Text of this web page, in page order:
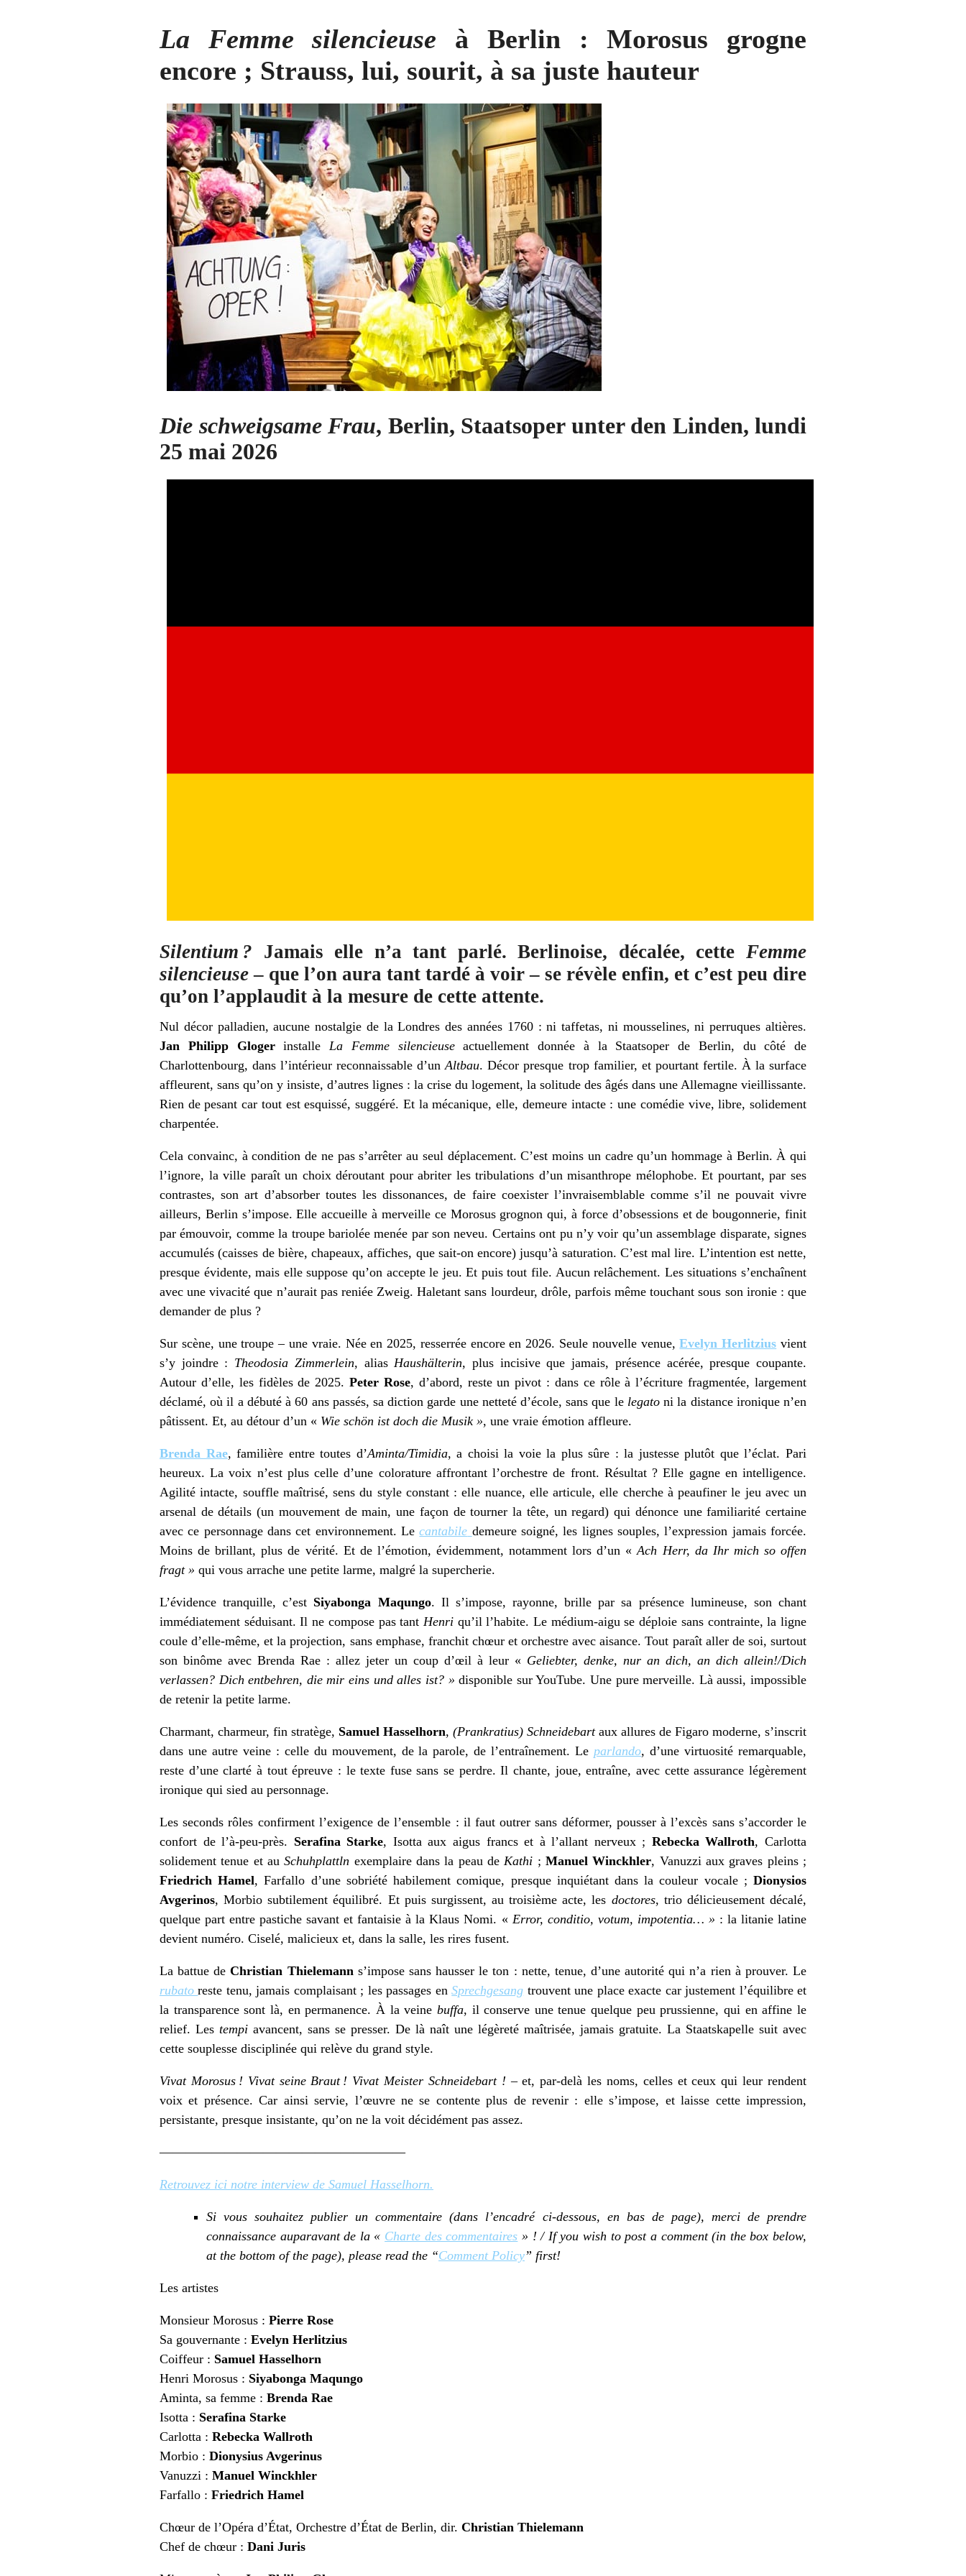
La Femme silencieuse à Berlin : Morosus grogne
encore ; Strauss, lui, sourit, à sa juste hauteur
Die schweigsame Frau, Berlin, Staatsoper unter den Linden, lundi
25 mai 2026
Silentium ? Jamais elle n’a tant parlé. Berlinoise, décalée, cette Femme
silencieuse – que l’on aura tant tardé à voir – se révèle enfin, et c’est peu dire
qu’on l’applaudit à la mesure de cette attente.
Nul décor palladien, aucune nostalgie de la Londres des années 1760 : ni taffetas, ni mousselines, ni perruques altières.
Jan Philipp Glogerinstalle La Femme silencieuseactuellement donnée à la Staatsoper de Berlin, du côté de
Charlottenbourg, dans l’intérieur reconnaissable d’unAltbau. Décor presque trop familier, et pourtant fertile. À la surface
affleurent, sans qu’on y insiste, d’autres lignes : la crise du logement, la solitude des âgés dans une Allemagne vieillissante.
Rien de pesant car tout est esquissé, suggéré. Et la mécanique, elle, demeure intacte : une comédie vive, libre, solidement
charpentée.
Cela convainc, à condition de ne pas s’arrêter au seul déplacement. C’est moins un cadre qu’un hommage à Berlin. À qui
l’ignore, la ville paraît un choix déroutant pour abriter les tribulations d’un misanthrope mélophobe. Et pourtant, par ses
contrastes, son art d’absorber toutes les dissonances, de faire coexister l’invraisemblable comme s’il ne pouvait vivre
ailleurs, Berlin s’impose. Elle accueille à merveille ce Morosus grognon qui, à force d’obsessions et de bougonnerie, finit
par émouvoir, comme la troupe bariolée menée par son neveu. Certains ont pu n’y voir qu’un assemblage disparate, signes
accumulés (caisses de bière, chapeaux, affiches, que sait-on encore) jusqu’à saturation. C’est mal lire. L’intention est nette,
presque évidente, mais elle suppose qu’on accepte le jeu. Et puis tout file. Aucun relâchement. Les situations s’enchaînent
avec une vivacité que n’aurait pas reniée Zweig. Haletant sans lourdeur, drôle, parfois même touchant sous son ironie : que
demander de plus ?
Sur scène, une troupe – une vraie. Née en 2025, resserrée encore en 2026. Seule nouvelle venue,Evelyn Herlitzius vient
s’y joindre : Theodosia Zimmerlein, aliasHaushälterin, plus incisive que jamais, présence acérée, presque coupante.
Autour d’elle, les fidèles de 2025.Peter Rose, d’abord, reste un pivot : dans ce rôle à l’écriture fragmentée, largement
déclamé, où il a débuté à 60 ans passés, sa diction garde une netteté d’école, sans que le legatoni la distance ironique n’en
pâtissent. Et, au détour d’un « Wie schön ist doch die Musik », une vraie émotion affleure.
Brenda Rae, familière entre toutes d’Aminta/Timidia, a choisi la voie la plus sûre : la justesse plutôt que l’éclat. Pari
heureux. La voix n’est plus celle d’une colorature affrontant l’orchestre de front. Résultat ? Elle gagne en intelligence.
Agilité intacte, souffle maîtrisé, sens du style constant : elle nuance, elle articule, elle cherche à peaufiner le jeu avec un
arsenal de détails (un mouvement de main, une façon de tourner la tête, un regard) qui dénonce une familiarité certaine
avec ce personnage dans cet environnement. Lecantabile demeure soigné, les lignes souples, l’expression jamais forcée.
Moins de brillant, plus de vérité. Et de l’émotion, évidemment, notamment lors d’un «Ach Herr, da Ihr mich so offen
fragt » qui vous arrache une petite larme, malgré la supercherie.
L’évidence tranquille, c’est Siyabonga Maqungo. Il s’impose, rayonne, brille par sa présence lumineuse, son chant
immédiatement séduisant. Il ne compose pas tant Henriqu’il l’habite. Le médium-aigu se déploie sans contrainte, la ligne
coule d’elle-même, et la projection, sans emphase, franchit chœur et orchestre avec aisance. Tout paraît aller de soi, surtout
son binôme avec Brenda Rae : allez jeter un coup d’œil à leur « Geliebter, denke, nur an dich, an dich allein!/Dich
verlassen? Dich entbehren, die mir eins und alles ist? » disponible sur YouTube. Une pure merveille. Là aussi, impossible
de retenir la petite larme.
Charmant, charmeur, fin stratège, Samuel Hasselhorn, (Prankratius) Schneidebartaux allures de Figaro moderne, s’inscrit
dans une autre veine : celle du mouvement, de la parole, de l’entraînement. Leparlando, d’une virtuosité remarquable,
reste d’une clarté à tout épreuve : le texte fuse sans se perdre. Il chante, joue, entraîne, avec cette assurance légèrement
ironique qui sied au personnage.
Les seconds rôles confirment l’exigence de l’ensemble : il faut outrer sans déformer, pousser à l’excès sans s’accorder le
confort de l’à-peu-près. Serafina Starke, Isotta aux aigus francs et à l’allant nerveux ; Rebecka Wallroth, Carlotta
solidement tenue et auSchuhplattln exemplaire dans la peau deKathi ;Manuel Winckhler, Vanuzzi aux graves pleins ;
Friedrich Hamel, Farfallo d’une sobriété habilement comique, presque inquiétant dans la couleur vocale ;Dionysios
Avgerinos, Morbio subtilement équilibré. Et puis surgissent, au troisième acte, les doctores, trio délicieusement décalé,
quelque part entre pastiche savant et fantaisie à la Klaus Nomi. « Error, conditio, votum, impotentia… » : la litanie latine
devient numéro. Ciselé, malicieux et, dans la salle, les rires fusent.
La battue deChristian Thielemanns’impose sans hausser le ton : nette, tenue, d’une autorité qui n’a rien à prouver. Le
rubato reste tenu, jamais complaisant ; les passages enSprechgesang trouvent une place exacte car justement l’équilibre et
la transparence sont là, en permanence. À la veine buffa, il conserve une tenue quelque peu prussienne, qui en affine le
relief. Les tempi avancent, sans se presser. De là naît une légèreté maîtrisée, jamais gratuite. La Staatskapelle suit avec
cette souplesse disciplinée qui relève du grand style.
Vivat Morosus ! Vivat seine Braut ! Vivat Meister Schneidebart !– et, par-delà les noms, celles et ceux qui leur rendent
voix et présence. Car ainsi servie, l’œuvre ne se contente plus de revenir : elle s’impose, et laisse cette impression,
persistante, presque insistante, qu’on ne la voit décidément pas assez.
———————————————————
Retrouvez ici notre interview de Samuel Hasselhorn.
Si vous souhaitez publier un commentaire (dans l’encadré ci-dessous, en bas de page), merci de prendre
connaissance auparavant de la « Charte des commentaires » ! / If you wish to post a comment (in the box below,
at the bottom of the page), please read the “Comment Policy” first!
Les artistes
Monsieur Morosus : Pierre Rose
Sa gouvernante : Evelyn Herlitzius
Coiffeur : Samuel Hasselhorn
Henri Morosus : Siyabonga Maqungo
Aminta, sa femme : Brenda Rae
Isotta : Serafina Starke
Carlotta : Rebecka Wallroth
Morbio : Dionysius Avgerinus
Vanuzzi : Manuel Winckhler
Farfallo : Friedrich Hamel
Chœur de l’Opéra d’État, Orchestre d’État de Berlin, dir. Christian Thielemann
Chef de chœur : Dani Juris